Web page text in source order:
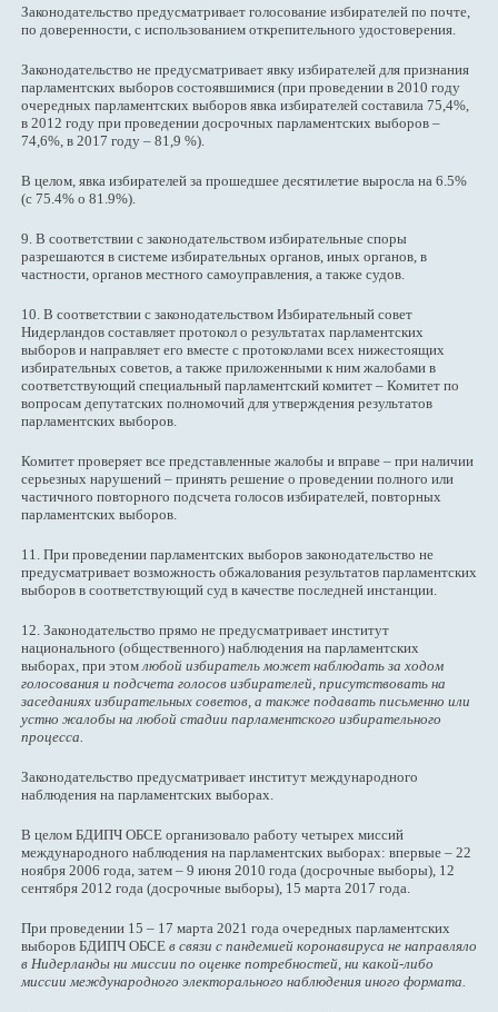
Законодательство предусматривает голосование избирателей по почте,
по доверенности, с использованием открепительного удостоверения.
Законодательство не предусматривает явку избирателей для признания
парламентских выборов состоявшимися (при проведении в 2010 году
очередных парламентских выборов явка избирателей составила 75,4%,
в 2012 году при проведении досрочных парламентских выборов –
74,6%, в 2017 году – 81,9 %).
В целом, явка избирателей за прошедшее десятилетие выросла на 6.5%
(с 75.4% о 81.9%).
9. В соответствии с законодательством избирательные споры
разрешаются в системе избирательных органов, иных органов, в
частности, органов местного самоуправления, а также судов.
10. В соответствии с законодательством Избирательный совет
Нидерландов составляет протокол о результатах парламентских
выборов и направляет его вместе с протоколами всех нижестоящих
избирательных советов, а также приложенными к ним жалобами в
соответствующий специальный парламентский комитет – Комитет по
вопросам депутатских полномочий для утверждения результатов
парламентских выборов.
Комитет проверяет все представленные жалобы и вправе – при наличии
серьезных нарушений – принять решение о проведении полного или
частичного повторного подсчета голосов избирателей, повторных
парламентских выборов.
11. При проведении парламентских выборов законодательство не
предусматривает возможность обжалования результатов парламентских
выборов в соответствующий суд в качестве последней инстанции.
12. Законодательство прямо не предусматривает институт
национального (общественного) наблюдения на парламентских
выборах, при этомлюбой избиратель может наблюдать за ходом
голосования и подсчета голосов избирателей, присутствовать на
заседаниях избирательных советов, а также подавать письменно или
устно жалобы на любой стадии парламентского избирательного
процесса.
Законодательство предусматривает институт международного
наблюдения на парламентских выборах.
В целом БДИПЧ ОБСЕ организовало работу четырех миссий
международного наблюдения на парламентских выборах: впервые – 22
ноября 2006 года, затем – 9 июня 2010 года (досрочные выборы), 12
сентября 2012 года (досрочные выборы), 15 марта 2017 года.
При проведении 15 – 17 марта 2021 года очередных парламентских
выборов БДИПЧ ОБСЕ в связи с пандемией коронавируса не направляло
в Нидерланды ни миссии по оценке потребностей, ни какой-либо
миссии международного электорального наблюдения иного формата.